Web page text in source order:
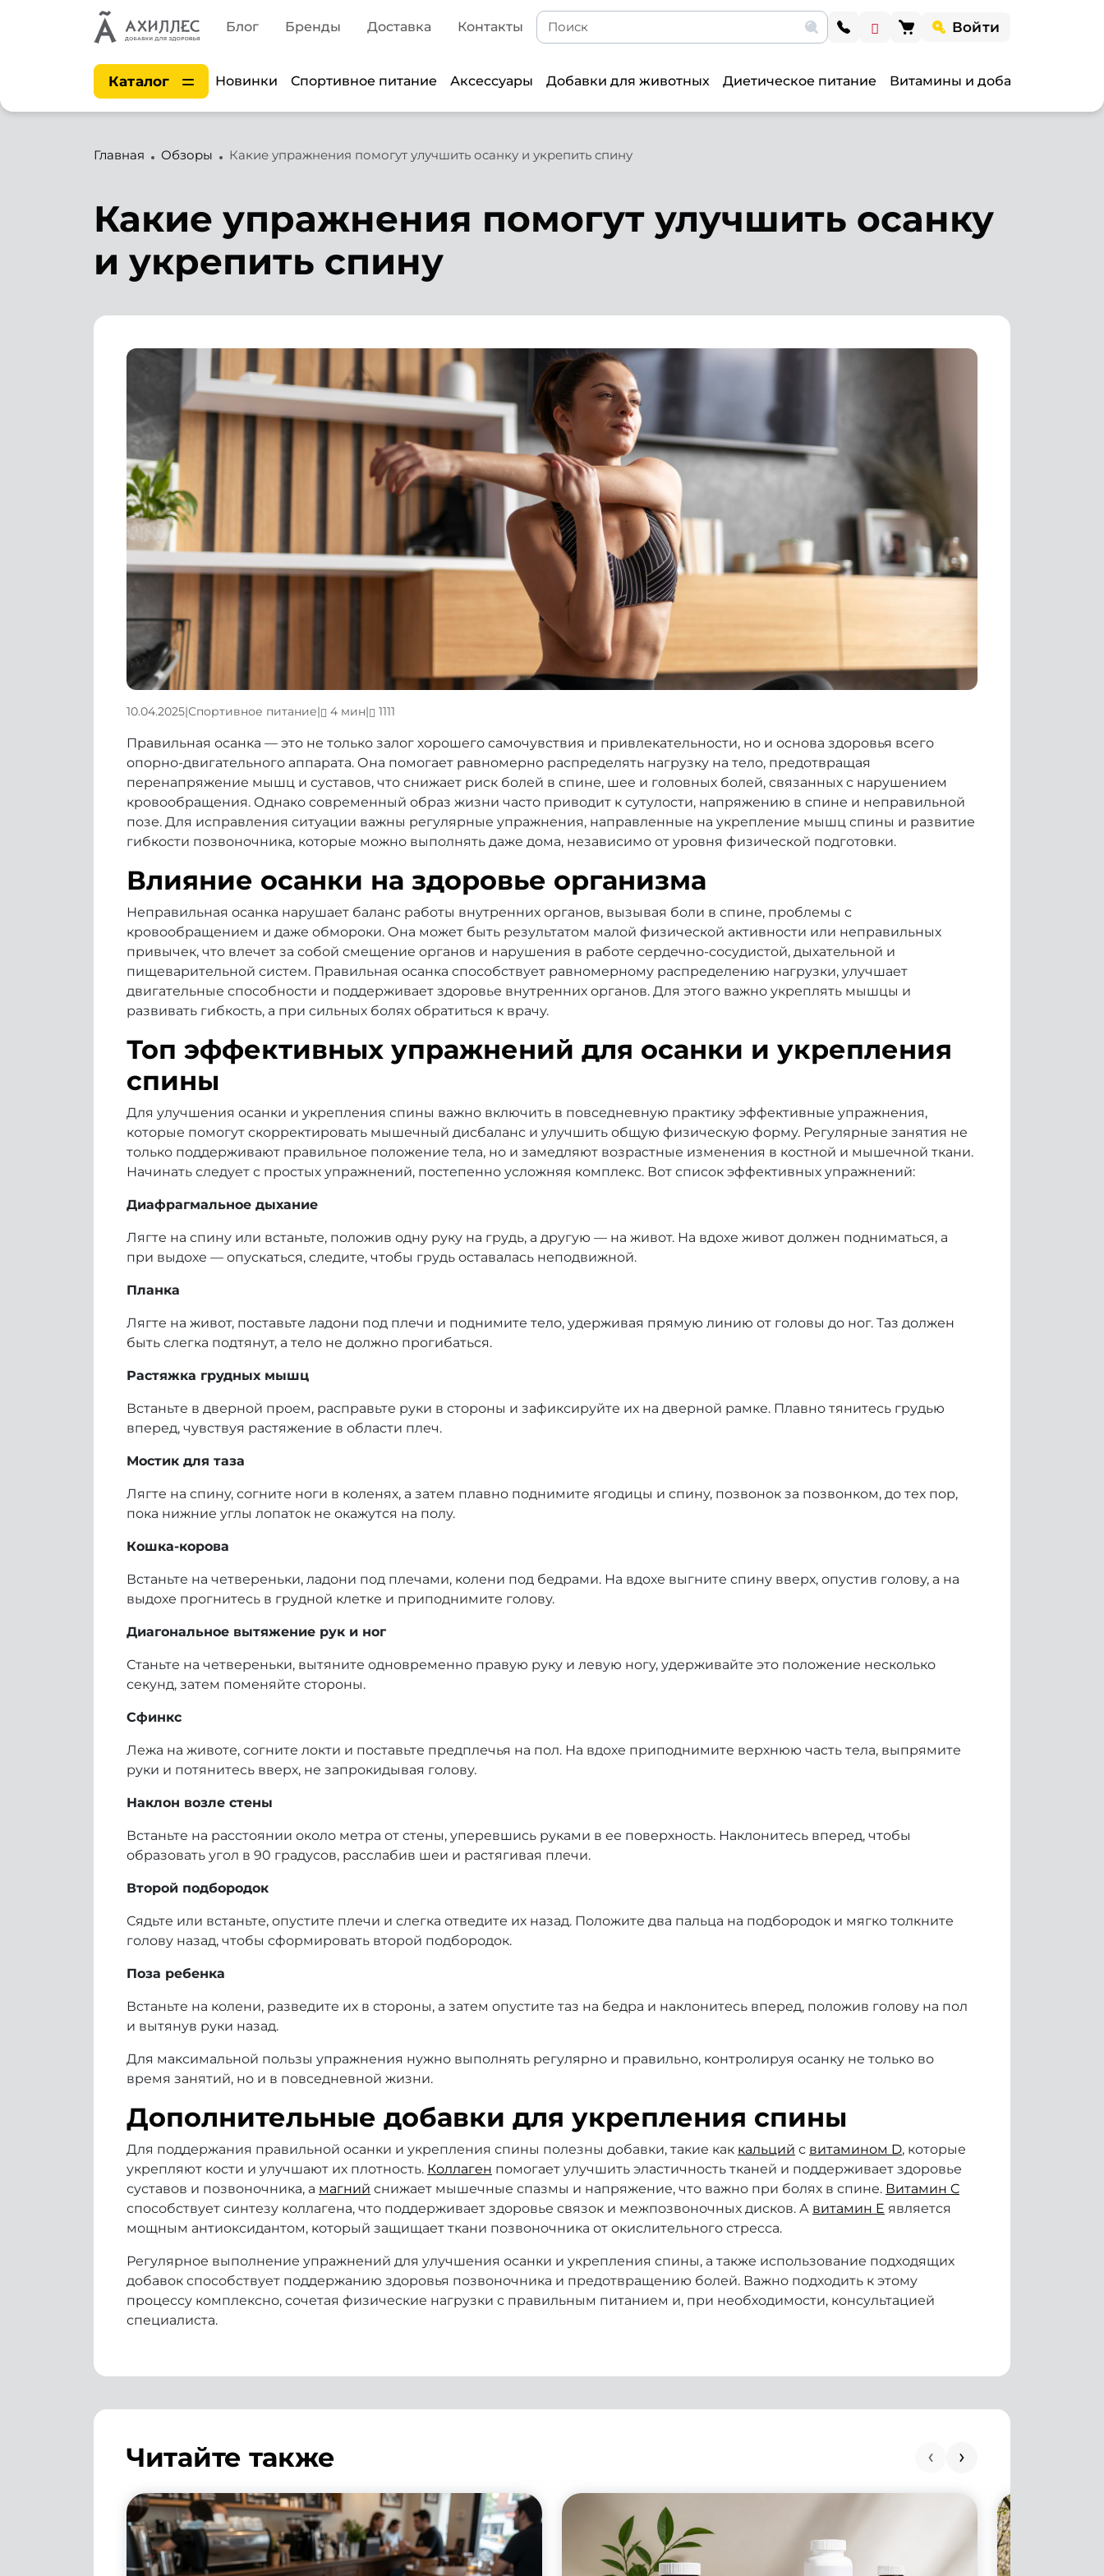
Блог Бренды Доставка Контакты Войти
Каталог Новинки Спортивное питание Аксессуары Добавки для животных Диетическое питание Витамины и добавки
Главная Обзоры Какие упражнения помогут улучшить осанку и укрепить спину
Какие упражнения помогут улучшить осанку
и укрепить спину
10.04.2025|Спортивное питание| 4 мин| 1111
Правильная осанка — это не только залог хорошего самочувствия и привлекательности, но и основа здоровья всего
опорно-двигательного аппарата. Она помогает равномерно распределять нагрузку на тело, предотвращая
перенапряжение мышц и суставов, что снижает риск болей в спине, шее и головных болей, связанных с нарушением
кровообращения. Однако современный образ жизни часто приводит к сутулости, напряжению в спине и неправильной
позе. Для исправления ситуации важны регулярные упражнения, направленные на укрепление мышц спины и развитие
гибкости позвоночника, которые можно выполнять даже дома, независимо от уровня физической подготовки.
Влияние осанки на здоровье организма
Неправильная осанка нарушает баланс работы внутренних органов, вызывая боли в спине, проблемы с
кровообращением и даже обмороки. Она может быть результатом малой физической активности или неправильных
привычек, что влечет за собой смещение органов и нарушения в работе сердечно-сосудистой, дыхательной и
пищеварительной систем. Правильная осанка способствует равномерному распределению нагрузки, улучшает
двигательные способности и поддерживает здоровье внутренних органов. Для этого важно укреплять мышцы и
развивать гибкость, а при сильных болях обратиться к врачу.
Топ эффективных упражнений для осанки и укрепления
спины
Для улучшения осанки и укрепления спины важно включить в повседневную практику эффективные упражнения,
которые помогут скорректировать мышечный дисбаланс и улучшить общую физическую форму. Регулярные занятия не
только поддерживают правильное положение тела, но и замедляют возрастные изменения в костной и мышечной ткани.
Начинать следует с простых упражнений, постепенно усложняя комплекс. Вот список эффективных упражнений:
Диафрагмальное дыхание
Лягте на спину или встаньте, положив одну руку на грудь, а другую — на живот. На вдохе живот должен подниматься, а
при выдохе — опускаться, следите, чтобы грудь оставалась неподвижной.
Планка
Лягте на живот, поставьте ладони под плечи и поднимите тело, удерживая прямую линию от головы до ног. Таз должен
быть слегка подтянут, а тело не должно прогибаться.
Растяжка грудных мышц
Встаньте в дверной проем, расправьте руки в стороны и зафиксируйте их на дверной рамке. Плавно тянитесь грудью
вперед, чувствуя растяжение в области плеч.
Мостик для таза
Лягте на спину, согните ноги в коленях, а затем плавно поднимите ягодицы и спину, позвонок за позвонком, до тех пор,
пока нижние углы лопаток не окажутся на полу.
Кошка-корова
Встаньте на четвереньки, ладони под плечами, колени под бедрами. На вдохе выгните спину вверх, опустив голову, а на
выдохе прогнитесь в грудной клетке и приподнимите голову.
Диагональное вытяжение рук и ног
Станьте на четвереньки, вытяните одновременно правую руку и левую ногу, удерживайте это положение несколько
секунд, затем поменяйте стороны.
Сфинкс
Лежа на животе, согните локти и поставьте предплечья на пол. На вдохе приподнимите верхнюю часть тела, выпрямите
руки и потянитесь вверх, не запрокидывая голову.
Наклон возле стены
Встаньте на расстоянии около метра от стены, уперевшись руками в ее поверхность. Наклонитесь вперед, чтобы
образовать угол в 90 градусов, расслабив шеи и растягивая плечи.
Второй подбородок
Сядьте или встаньте, опустите плечи и слегка отведите их назад. Положите два пальца на подбородок и мягко толкните
голову назад, чтобы сформировать второй подбородок.
Поза ребенка
Встаньте на колени, разведите их в стороны, а затем опустите таз на бедра и наклонитесь вперед, положив голову на пол
и вытянув руки назад.
Для максимальной пользы упражнения нужно выполнять регулярно и правильно, контролируя осанку не только во
время занятий, но и в повседневной жизни.
Дополнительные добавки для укрепления спины
Для поддержания правильной осанки и укрепления спины полезны добавки, такие как кальций с витамином D, которые
укрепляют кости и улучшают их плотность. Коллаген помогает улучшить эластичность тканей и поддерживает здоровье
суставов и позвоночника, а магний снижает мышечные спазмы и напряжение, что важно при болях в спине. Витамин C
способствует синтезу коллагена, что поддерживает здоровье связок и межпозвоночных дисков. А витамин E является
мощным антиоксидантом, который защищает ткани позвоночника от окислительного стресса.
Регулярное выполнение упражнений для улучшения осанки и укрепления спины, а также использование подходящих
добавок способствует поддержанию здоровья позвоночника и предотвращению болей. Важно подходить к этому
процессу комплексно, сочетая физические нагрузки с правильным питанием и, при необходимости, консультацией
специалиста.
Читайте также